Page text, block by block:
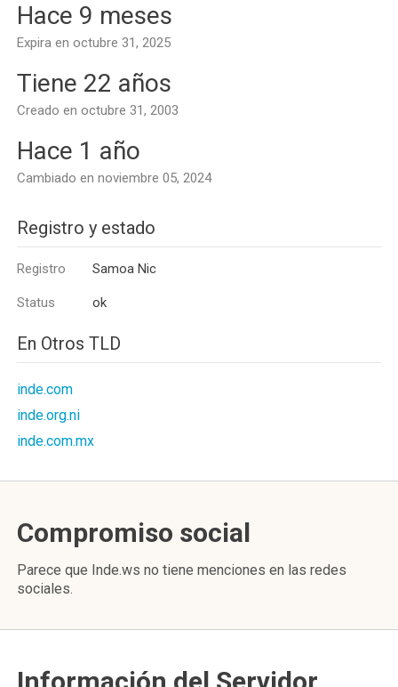
Hace 9 meses
Expira en octubre 31, 2025
Tiene 22 años
Creado en octubre 31, 2003
Hace 1 año
Cambiado en noviembre 05, 2024
Registro y estado
Registro Samoa Nic
Status ok
En Otros TLD
inde.com
inde.org.ni
inde.com.mx
Compromiso social
Parece que Inde.ws no tiene menciones en las redes
sociales.